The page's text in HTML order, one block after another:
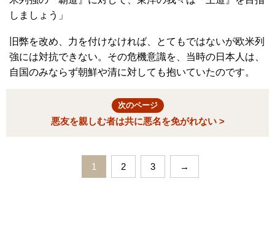
しましょう」
旧弊を改め、力を付けなければ、とてもではないが欧米列
強には対抗できない。その危機意識を、当時の日本人は、
自国のみならず朝鮮や清に対しても抱いていたのです。
次のページ
悪友を親しむ者は共に悪名を免がれない >
1 2 3 →